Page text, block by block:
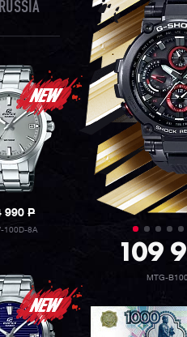
990P
100D-8A
109
MTG-